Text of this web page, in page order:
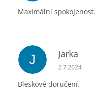
Maximální
J Jarka
Hodnocení
2.7.2024
Bleskové doručení.